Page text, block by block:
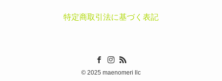
特定商取引法に基づく表記
© 2025 maenomeri llc